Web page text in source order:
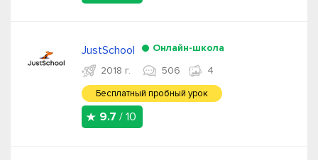
JustSchool
Онлайн-школа
2018 г.
506 4
Бесплатный пробный урок
9.7 / 10